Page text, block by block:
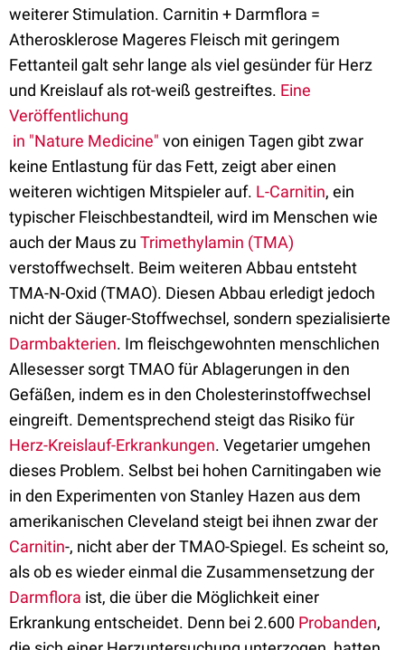
weiterer Stimulation. Carnitin + Darmflora =
Atherosklerose Mageres Fleisch mit geringem
Fettanteil galt sehr lange als viel gesünder für Herz
und Kreislauf als rot-weiß gestreiftes. Eine
Veröffentlichung
in "Nature Medicine" von einigen Tagen gibt zwar
keine Entlastung für das Fett, zeigt aber einen
weiteren wichtigen Mitspieler auf. L-Carnitin, ein
typischer Fleischbestandteil, wird im Menschen wie
auch der Maus zu Trimethylamin (TMA)
verstoffwechselt. Beim weiteren Abbau entsteht
TMA-N-Oxid (TMAO). Diesen Abbau erledigt jedoch
nicht der Säuger-Stoffwechsel, sondern spezialisierte
Darmbakterien. Im fleischgewohnten menschlichen
Allesesser sorgt TMAO für Ablagerungen in den
Gefäßen, indem es in den Cholesterinstoffwechsel
eingreift. Dementsprechend steigt das Risiko für
Herz-Kreislauf-Erkrankungen. Vegetarier umgehen
dieses Problem. Selbst bei hohen Carnitingaben wie
in den Experimenten von Stanley Hazen aus dem
amerikanischen Cleveland steigt bei ihnen zwar der
Carnitin-, nicht aber der TMAO-Spiegel. Es scheint so,
als ob es wieder einmal die Zusammensetzung der
Darmflora ist, die über die Möglichkeit einer
Erkrankung entscheidet. Denn bei 2.600 Probanden,